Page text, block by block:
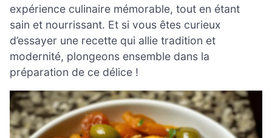
expérience culinaire mémorable, tout en étant
sain et nourrissant. Et si vous êtes curieux
d’essayer une recette qui allie tradition et
modernité, plongeons ensemble dans la
préparation de ce délice !